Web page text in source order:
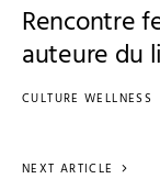
Rencontre
auteure du
CULTURE WELLNESS
NEXT ARTICLE